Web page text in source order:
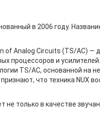
в 2006 году.
of Analog Circuits (TS/AC) —
процессоров и
TS/AC, основанной на
что техника NUX
только в качестве